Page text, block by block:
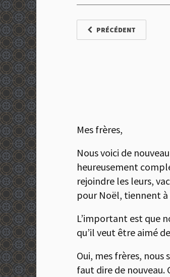
PRÉCÉDENT
Mes frères,
Nous voici de
heureusement
rejoindre les leurs,
pour Noël, tiennent à
L’important est que
qu’il veut être aimé
Oui, mes frères, nous
faut dire de nouveau.